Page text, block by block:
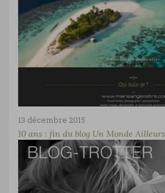
13 décembre 2015
10 ans : fin du blog Un Monde Ailleurs